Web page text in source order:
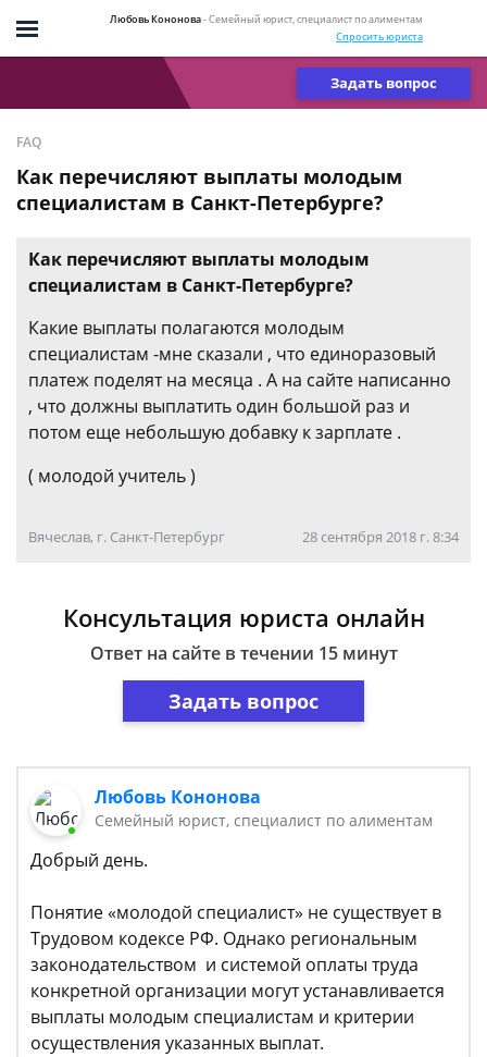
Любовь Кононова- Семейный юрист, специалист по алиментам
Спросить юриста
Задать вопрос
FAQ
Как перечисляют выплаты молодым
специалистам в Санкт-Петербурге?
Как перечисляют выплаты молодым
специалистам в Санкт-Петербурге?
Какие выплаты полагаются молодым
специалистам -мне сказали , что единоразовый
платеж поделят на месяца . А на сайте написанно
, что должны выплатить один большой раз и
потом еще небольшую добавку к зарплате .
( молодой учитель )
Вячеслав, г. Санкт-Петербург 28 сентября 2018 г. 8:34
Консультация юриста онлайн
Ответ на сайте в течении 15 минут
Задать вопрос
Любовь Кононова
Семейный юрист, специалист по алиментам
Добрый день.
Понятие «молодой специалист» не существует в
Трудовом кодексе РФ. Однако региональным
законодательством и системой оплаты труда
конкретной организации могут устанавливается
выплаты молодым специалистам и критерии
осуществления указанных выплат.